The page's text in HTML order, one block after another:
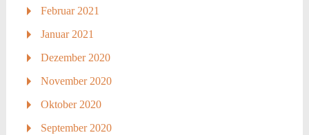
Februar 2021
Januar 2021
Dezember 2020
November 2020
Oktober 2020
September 2020